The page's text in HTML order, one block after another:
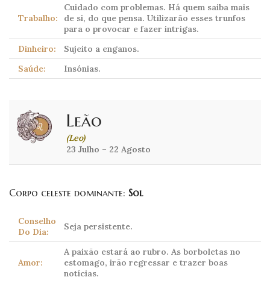
Trabalho:
Cuidado com problemas. Há quem saiba mais
de si, do que pensa. Utilizarão esses trunfos
para o provocar e fazer intrigas.
Dinheiro:
Sujeito a enganos.
Saúde:
Insónias.
Leão
(Leo)
23 Julho – 22 Agosto
Corpo celeste dominante: Sol
Conselho
Do Dia:
Seja persistente.
Amor:
A paixão estará ao rubro. As borboletas no
estomago, irão regressar e trazer boas
notícias.